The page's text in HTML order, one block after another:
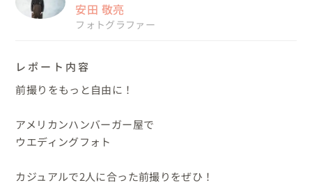
安田 敬亮
フォトグラファー
レポート内容
前撮りをもっと自由に！
アメリカンハンバーガー屋で
ウエディングフォト
カジュアルで2人に合った前撮りをぜひ！